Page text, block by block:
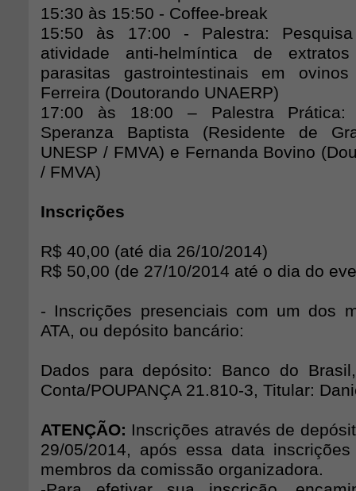
15:30 às 15:50 - Coffee-break
15:50 às 17:00 - Palestra:
atividade anti-helmíntica de
parasitas gastrointestinais em
Ferreira (Doutorando UNAERP)
17:00 às 18:00 – Palestra Prática:
Speranza Baptista (Residente de
UNESP / FMVA) e Fernanda Bovino
/ FMVA)
Inscrições
R$ 40,00 (até dia 26/10/2014)
R$ 50,00 (de 27/10/2014 até o dia do
- Inscrições presenciais com um dos
ATA, ou depósito bancário:
Dados para depósito: Banco do
Conta/POUPANÇA 21.810-3, Titular:
ATENÇÃO: Inscrições através de
29/05/2014, após essa data
membros da comissão organizadora.